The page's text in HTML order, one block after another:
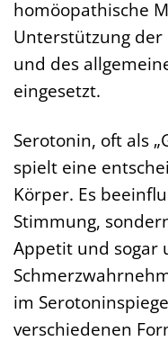
homöopathische
Unterstützung der
und des
eingesetzt.
Serotonin, oft als
spielt eine
Körper. Es
Stimmung,
Appetit und sogar
im
verschiedenen